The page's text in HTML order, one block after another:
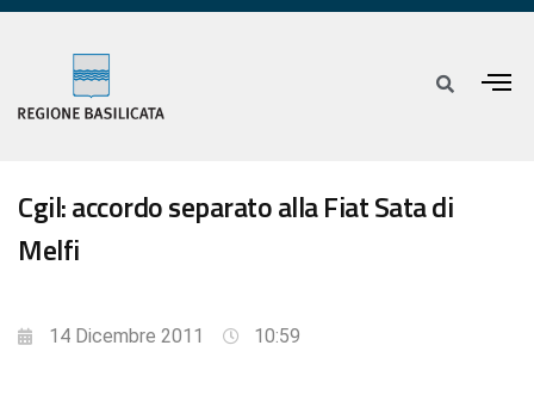
Cgil: accordo separato alla Fiat Sata di
Melfi
14 Dicembre 2011 10:59